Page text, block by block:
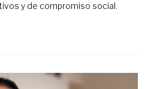
y de compromiso social.